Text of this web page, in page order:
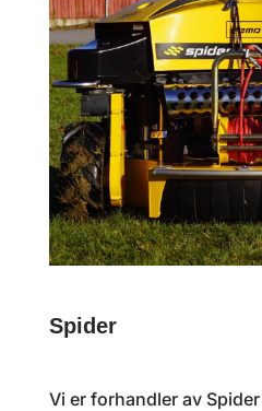
Spider
Vi er forhandler av